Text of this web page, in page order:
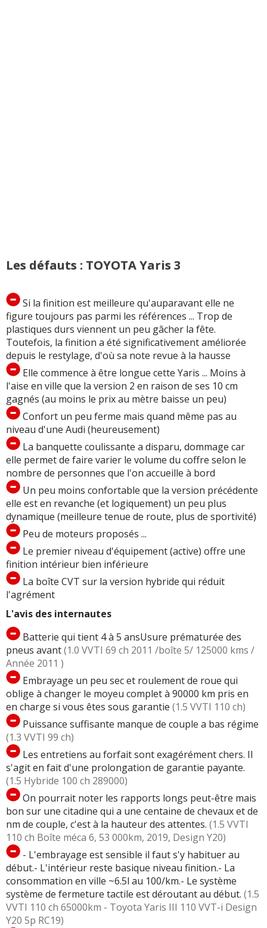
Les défauts : TOYOTA Yaris 3
Si la finition est meilleure qu'auparavant elle ne
figure toujours pas parmi les références ... Trop de
plastiques durs viennent un peu gâcher la fête.
Toutefois, la finition a été significativement améliorée
depuis le restylage, d'où sa note revue à la hausse
Elle commence à être longue cette Yaris ... Moins à
l'aise en ville que la version 2 en raison de ses 10 cm
gagnés (au moins le prix au mètre baisse un peu)
Confort un peu ferme mais quand même pas au
niveau d'une Audi (heureusement)
La banquette coulissante a disparu, dommage car
elle permet de faire varier le volume du coffre selon le
nombre de personnes que l'on accueille à bord
Un peu moins confortable que la version précédente
elle est en revanche (et logiquement) un peu plus
dynamique (meilleure tenue de route, plus de sportivité)
Peu de moteurs proposés ...
Le premier niveau d'équipement (active) offre une
finition intérieur bien inférieure
La boîte CVT sur la version hybride qui réduit
l'agrément
L'avis des internautes
Batterie qui tient 4 à 5 ansUsure prématurée des
pneus avant(1.0 VVTI 69 ch 2011 /boîte 5/ 125000 kms /
Année 2011 )
Embrayage un peu sec et roulement de roue qui
oblige à changer le moyeu complet à 90000 km pris en
en charge si vous êtes sous garantie (1.5 VVTI 110 ch)
Puissance suffisante manque de couple a bas régime
(1.3 VVTI 99 ch)
Les entretiens au forfait sont exagérément chers. Il
s'agit en fait d'une prolongation de garantie payante.
(1.5 Hybride 100 ch 289000)
On pourrait noter les rapports longs peut-être mais
bon sur une citadine qui a une centaine de chevaux et de
nm de couple, c'est à la hauteur des attentes. (1.5 VVTI
110 ch Boîte méca 6, 53 000km, 2019, Design Y20)
- L'embrayage est sensible il faut s'y habituer au
début.- L'intérieur reste basique niveau finition.- La
consommation en ville ~6.5l au 100/km.- Le système
système de fermeture tactile est déroutant au début. (1.5
VVTI 110 ch 65000km - Toyota Yaris III 110 VVT-i Design
Y20 5p RC19)